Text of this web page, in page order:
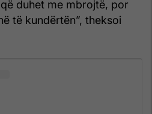
duhet me mbrojtë, por
të kundërtën”, theksoi